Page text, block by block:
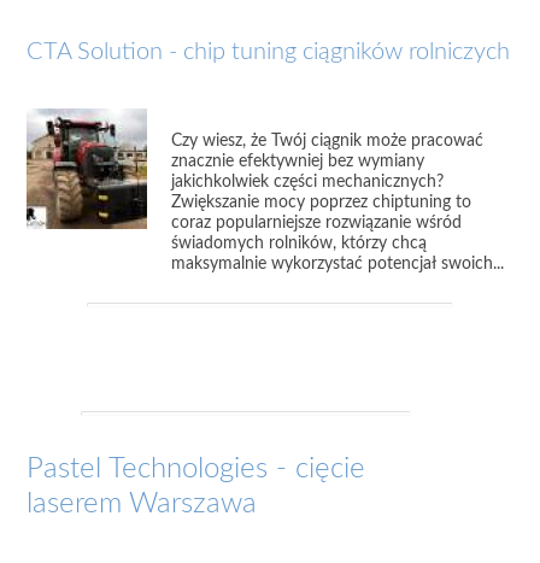
CTA Solution - chip tuning ciągników rolniczych
Czy wiesz, że Twój ciągnik może pracować
znacznie efektywniej bez wymiany
jakichkolwiek części mechanicznych?
Zwiększanie mocy poprzez chiptuning to
coraz popularniejsze rozwiązanie wśród
świadomych rolników, którzy chcą
maksymalnie wykorzystać potencjał swoich...
Pastel Technologies - cięcie
laserem Warszawa